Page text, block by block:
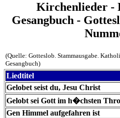
Kirchenlieder -
Gesangbuch -
(Quelle: Gotteslob. Stammausgabe.
Gesangbuch)
Liedtitel
Gelobet seist du, Jesu Christ
Gelobt sei Gott im h�chsten
Gen Himmel aufgefahren ist